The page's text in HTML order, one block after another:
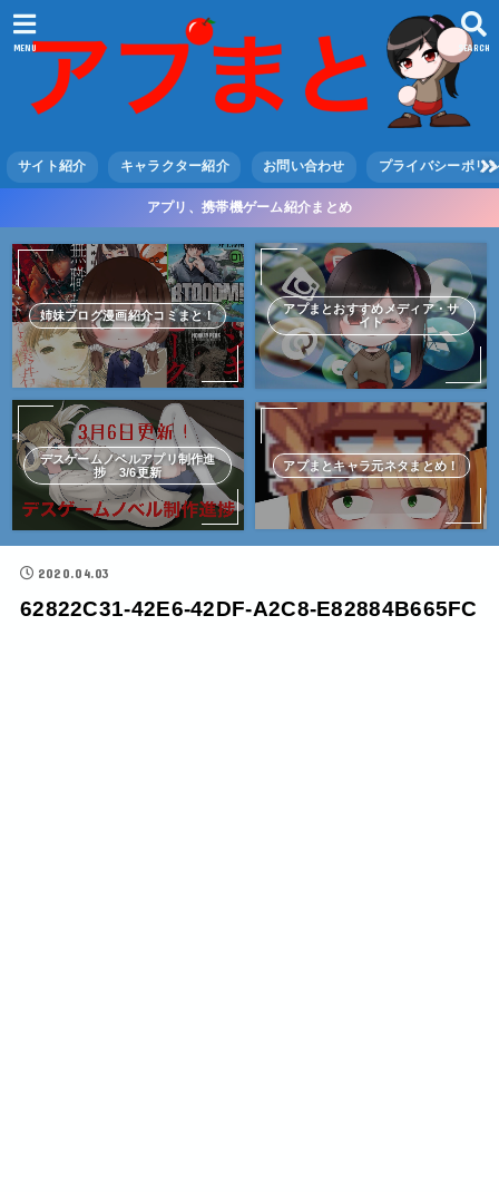
SEARCH
MENU
サイト紹介 キャラクター紹介 お問い合わせ プライバシーポリ
アプリ、携帯機ゲーム紹介まとめ
姉妹ブログ漫画紹介コミまと！
アプまとおすすめメディア・サ
イト
デスゲームノベルアプリ制作進
捗 3/6更新
アプまとキャラ元ネタまとめ！
2020.04.03
62822C31-42E6-42DF-A2C8-E82884B665FC